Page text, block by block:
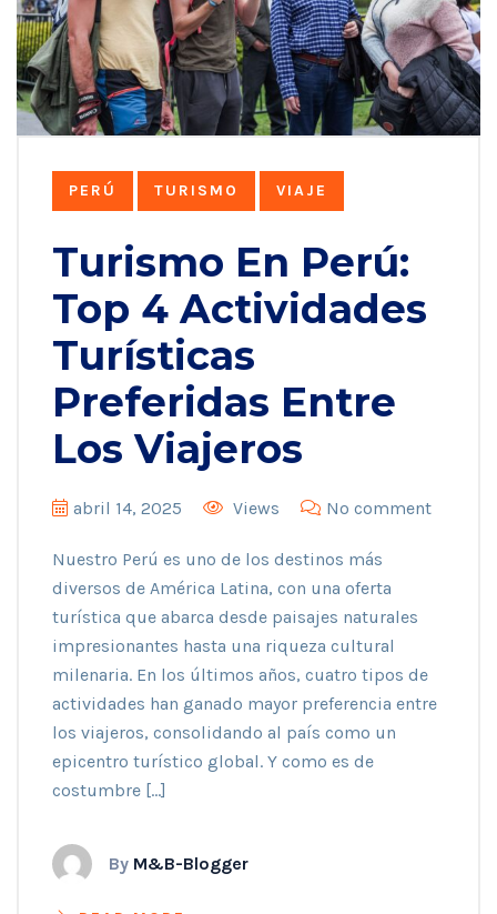
PERÚ TURISMO VIAJE
Turismo En Perú:
Top 4 Actividades
Turísticas
Preferidas Entre
Los Viajeros
abril 14, 2025 Views No comment
Nuestro Perú es uno de los destinos más
diversos de América Latina, con una oferta
turística que abarca desde paisajes naturales
impresionantes hasta una riqueza cultural
milenaria. En los últimos años, cuatro tipos de
actividades han ganado mayor preferencia entre
los viajeros, consolidando al país como un
epicentro turístico global. Y como es de
costumbre […]
By M&B-Blogger